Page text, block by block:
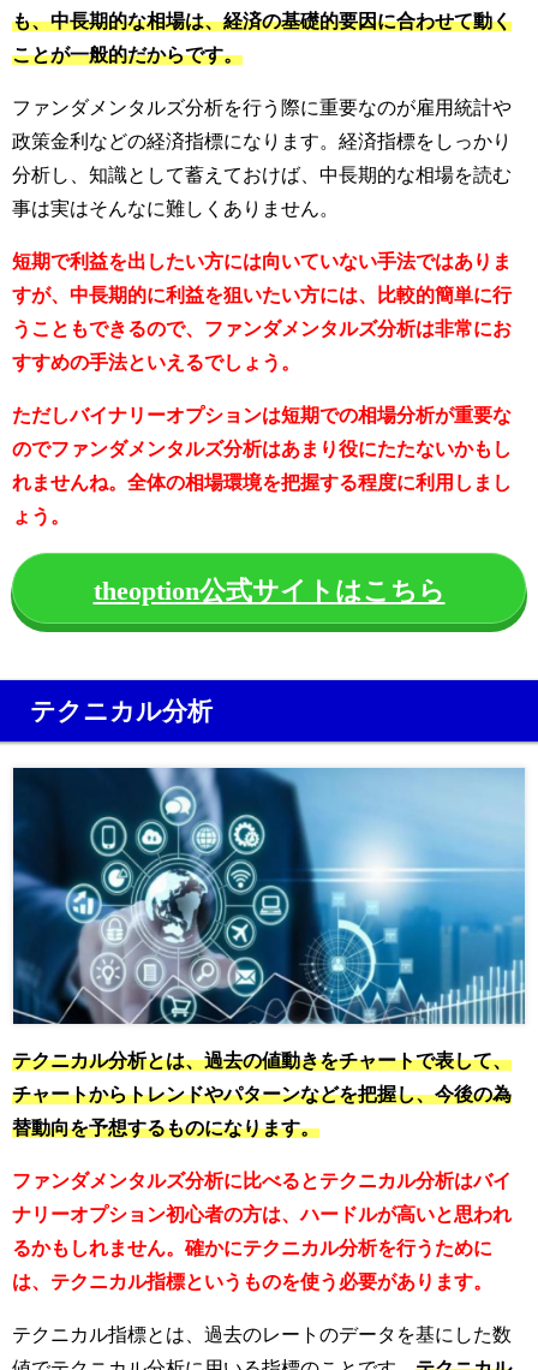
も、中長期的な相場は、経済の基礎的要因に合わせて動く
ことが一般的だからです。
ファンダメンタルズ分析を行う際に重要なのが雇用統計や
政策金利などの経済指標になります。 経済指標をしっかり
分析し、知識として蓄えておけば、中長期的な相場を読む
事は実はそんなに難しくありません。
短期で利益を出したい方には向いていない手法ではありま
すが、中長期的に利益を狙いたい方には、比較的簡単に行
うこともできるので、ファンダメンタルズ分析は非常にお
すすめの手法といえるでしょう。
ただしバイナリーオプションは短期での相場分析が重要な
のでファンダメンタルズ分析はあまり役にたたないかもし
れませんね。全体の相場環境を把握する程度に利用しまし
ょう。
theoption公式サイトはこちら
テクニカル分析
テクニカル分析とは、過去の値動きをチャートで表して、
チャートからトレンドやパターンなどを把握し、今後の為
替動向を予想するものになります。
ファンダメンタルズ分析に比べるとテクニカル分析はバイ
ナリーオプション初心者の方は、ハードルが高いと思われ
るかもしれません。確かにテクニカル分析を行うために
は、テクニカル指標というものを使う必要があります。
テクニカル指標とは、過去のレートのデータを基にした数